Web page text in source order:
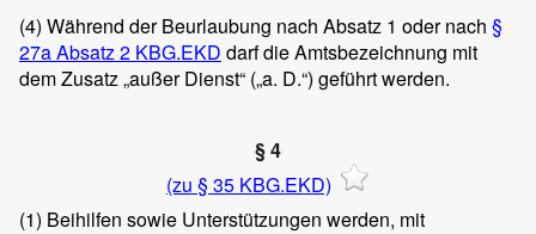
(4) Während der Beurlaubung nach Absatz 1 oder nach §
27a Absatz 2 KBG.EKD darf die Amtsbezeichnung mit
dem Zusatz „außer Dienst“ („a. D.“) geführt werden.
§ 4
(zu § 35 KBG.EKD)
(1) Beihilfen sowie Unterstützungen werden, mit